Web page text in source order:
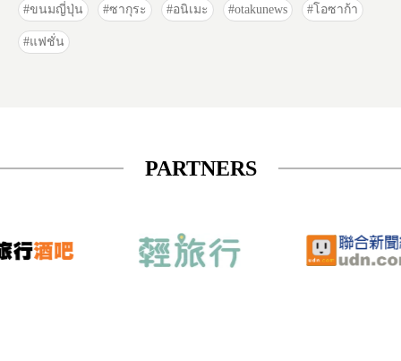
ขนมญี่ปุ่น ซากุระ อนิเมะ otakunews โอซาก้า
แฟชั่น
PARTNERS